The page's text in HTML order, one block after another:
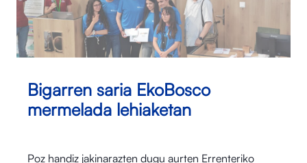
Bigarren saria EkoBosco
mermelada lehiaketan
Poz handiz jakinarazten dugu aurten Errenteriko